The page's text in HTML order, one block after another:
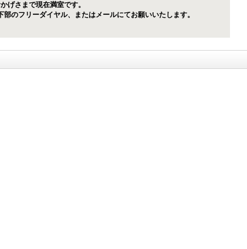
げさまで現在満室です。
のフリーダイヤル、またはメールにてお願いいたします。